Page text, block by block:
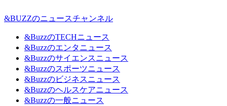
&BUZZのニュースチャンネル
&BuzzのTECHニュース
&Buzzのエンタニュース
&Buzzのサイエンスニュース
&Buzzのスポーツニュース
&Buzzのビジネスニュース
&Buzzのヘルスケアニュース
&Buzzの一般ニュース